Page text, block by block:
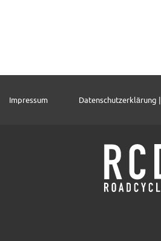
Impressum Datenschutzerklärung